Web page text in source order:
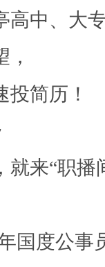
高中、大
投简历！
就来“职播
国度公事